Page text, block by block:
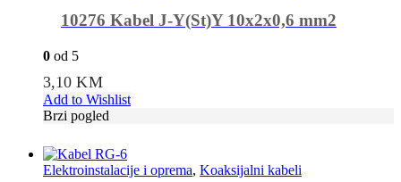
10276 Kabel J-Y(St)Y 10x2x0,6 mm2
0 od 5
3,10KM
Add to Wishlist
Brzi pogled
Elektroinstalacije i oprema, Koaksijalni kabeli